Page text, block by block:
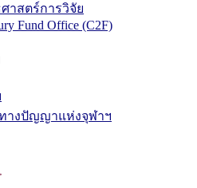
าสตร์การวิจัย
Fund Office (C2F)
างปัญญาแห่งจุฬาฯ